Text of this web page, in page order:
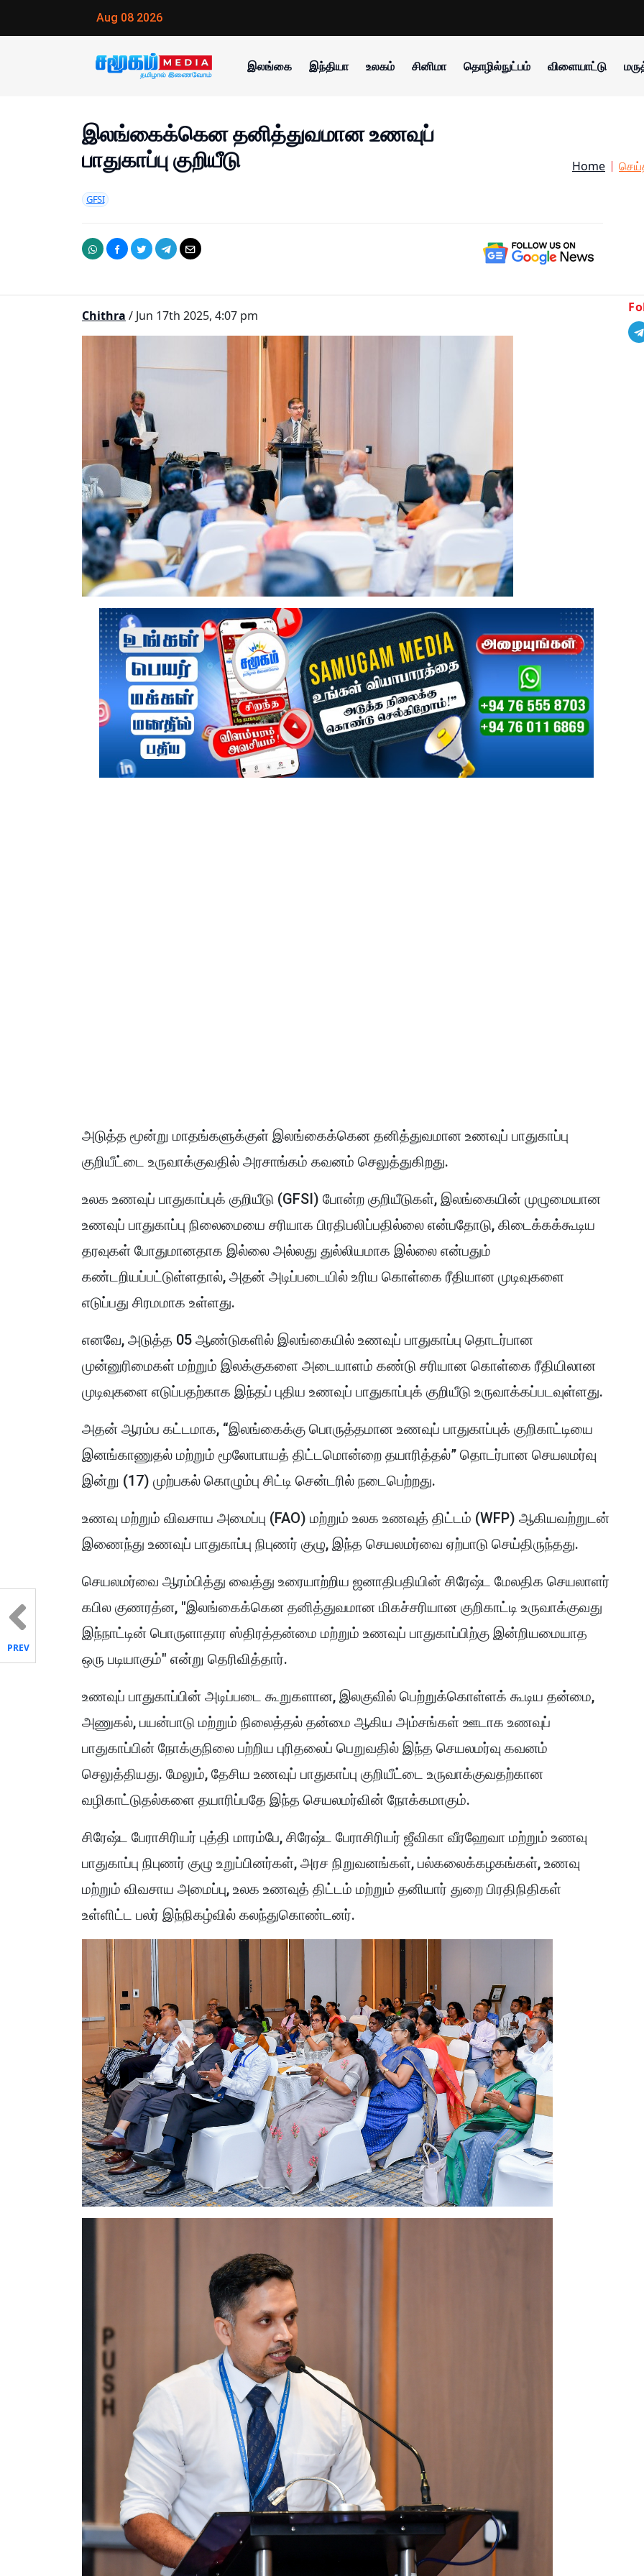
Aug 08 2026
இலங்கை இந்தியா உலகம் சினிமா தொழில்நுட்பம் விளையாட்டு
இலங்கைக்கென தனித்துவமான உணவுப்
பாதுகாப்பு குறியீடு
GFSI
Home
Chithra / Jun 17th 2025, 4:07 pm
அடுத்த மூன்று மாதங்களுக்குள் இலங்கைக்கென தனித்துவமான உணவுப் பாதுகாப்பு
குறியீட்டை உருவாக்குவதில் அரசாங்கம் கவனம் செலுத்துகிறது.
உலக உணவுப் பாதுகாப்புக் குறியீடு (GFSI) போன்ற குறியீடுகள், இலங்கையின் முழுமையான
உணவுப் பாதுகாப்பு நிலைமையை சரியாக பிரதிபலிப்பதில்லை என்பதோடு, கிடைக்கக்கூடிய
தரவுகள் போதுமானதாக இல்லை அல்லது துல்லியமாக இல்லை என்பதும்
கண்டறியப்பட்டுள்ளதால், அதன் அடிப்படையில் உரிய கொள்கை ரீதியான முடிவுகளை
எடுப்பது சிரமமாக உள்ளது.
எனவே, அடுத்த 05 ஆண்டுகளில் இலங்கையில் உணவுப் பாதுகாப்பு தொடர்பான
முன்னுரிமைகள் மற்றும் இலக்குகளை அடையாளம் கண்டு சரியான கொள்கை ரீதியிலான
முடிவுகளை எடுப்பதற்காக இந்தப் புதிய உணவுப் பாதுகாப்புக் குறியீடு உருவாக்கப்படவுள்ளது.
அதன் ஆரம்ப கட்டமாக, “இலங்கைக்கு பொருத்தமான உணவுப் பாதுகாப்புக் குறிகாட்டியை
இனங்காணுதல் மற்றும் மூலோபாயத் திட்டமொன்றை தயாரித்தல்” தொடர்பான செயலமர்வு
இன்று (17) முற்பகல் கொழும்பு சிட்டி சென்டரில் நடைபெற்றது.
உணவு மற்றும் விவசாய அமைப்பு (FAO) மற்றும் உலக உணவுத் திட்டம் (WFP) ஆகியவற்றுடன்
இணைந்து உணவுப் பாதுகாப்பு நிபுணர் குழு, இந்த செயலமர்வை ஏற்பாடு செய்திருந்தது.
செயலமர்வை ஆரம்பித்து வைத்து உரையாற்றிய ஜனாதிபதியின் சிரேஷ்ட மேலதிக செயலாளர்
கபில குணரத்ன, "இலங்கைக்கென தனித்துவமான மிகச்சரியான குறிகாட்டி உருவாக்குவது
இந்நாட்டின் பொருளாதார ஸ்திரத்தன்மை மற்றும் உணவுப் பாதுகாப்பிற்கு இன்றியமையாத
ஒரு படியாகும்" என்று தெரிவித்தார்.
உணவுப் பாதுகாப்பின் அடிப்படை கூறுகளான, இலகுவில் பெற்றுக்கொள்ளக் கூடிய தன்மை,
அணுகல், பயன்பாடு மற்றும் நிலைத்தல் தன்மை ஆகிய அம்சங்கள் ஊடாக உணவுப்
பாதுகாப்பின் நோக்குநிலை பற்றிய புரிதலைப் பெறுவதில் இந்த செயலமர்வு கவனம்
செலுத்தியது. மேலும், தேசிய உணவுப் பாதுகாப்பு குறியீட்டை உருவாக்குவதற்கான
வழிகாட்டுதல்களை தயாரிப்பதே இந்த செயலமர்வின் நோக்கமாகும்.
சிரேஷ்ட பேராசிரியர் புத்தி மாரம்பே, சிரேஷ்ட பேராசிரியர் ஜீவிகா வீரஹேவா மற்றும் உணவு
பாதுகாப்பு நிபுணர் குழு உறுப்பினர்கள், அரச நிறுவனங்கள், பல்கலைக்கழகங்கள், உணவு
மற்றும் விவசாய அமைப்பு, உலக உணவுத் திட்டம் மற்றும் தனியார் துறை பிரதிநிதிகள்
உள்ளிட்ட பலர் இந்நிகழ்வில் கலந்துகொண்டனர்.
PREV